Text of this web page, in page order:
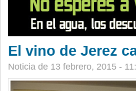
El vino de Jerez
Noticia de 13 febrero, 2015 -